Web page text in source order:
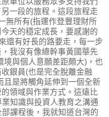
一段的旅程。這段旅程走
無所有(指運作登豐理財所
天的穩定成長，要感謝的
還有好長的路要走，每一步
我沒有像總幹事黃國華先
境與個人意願差距頗大)，也
銀員(也是完全脫離金融
且是將觸角延伸到一個全新
領域與作業方式。這遠比
知識與投資人教育之溝通
課程後，我就知道台灣的